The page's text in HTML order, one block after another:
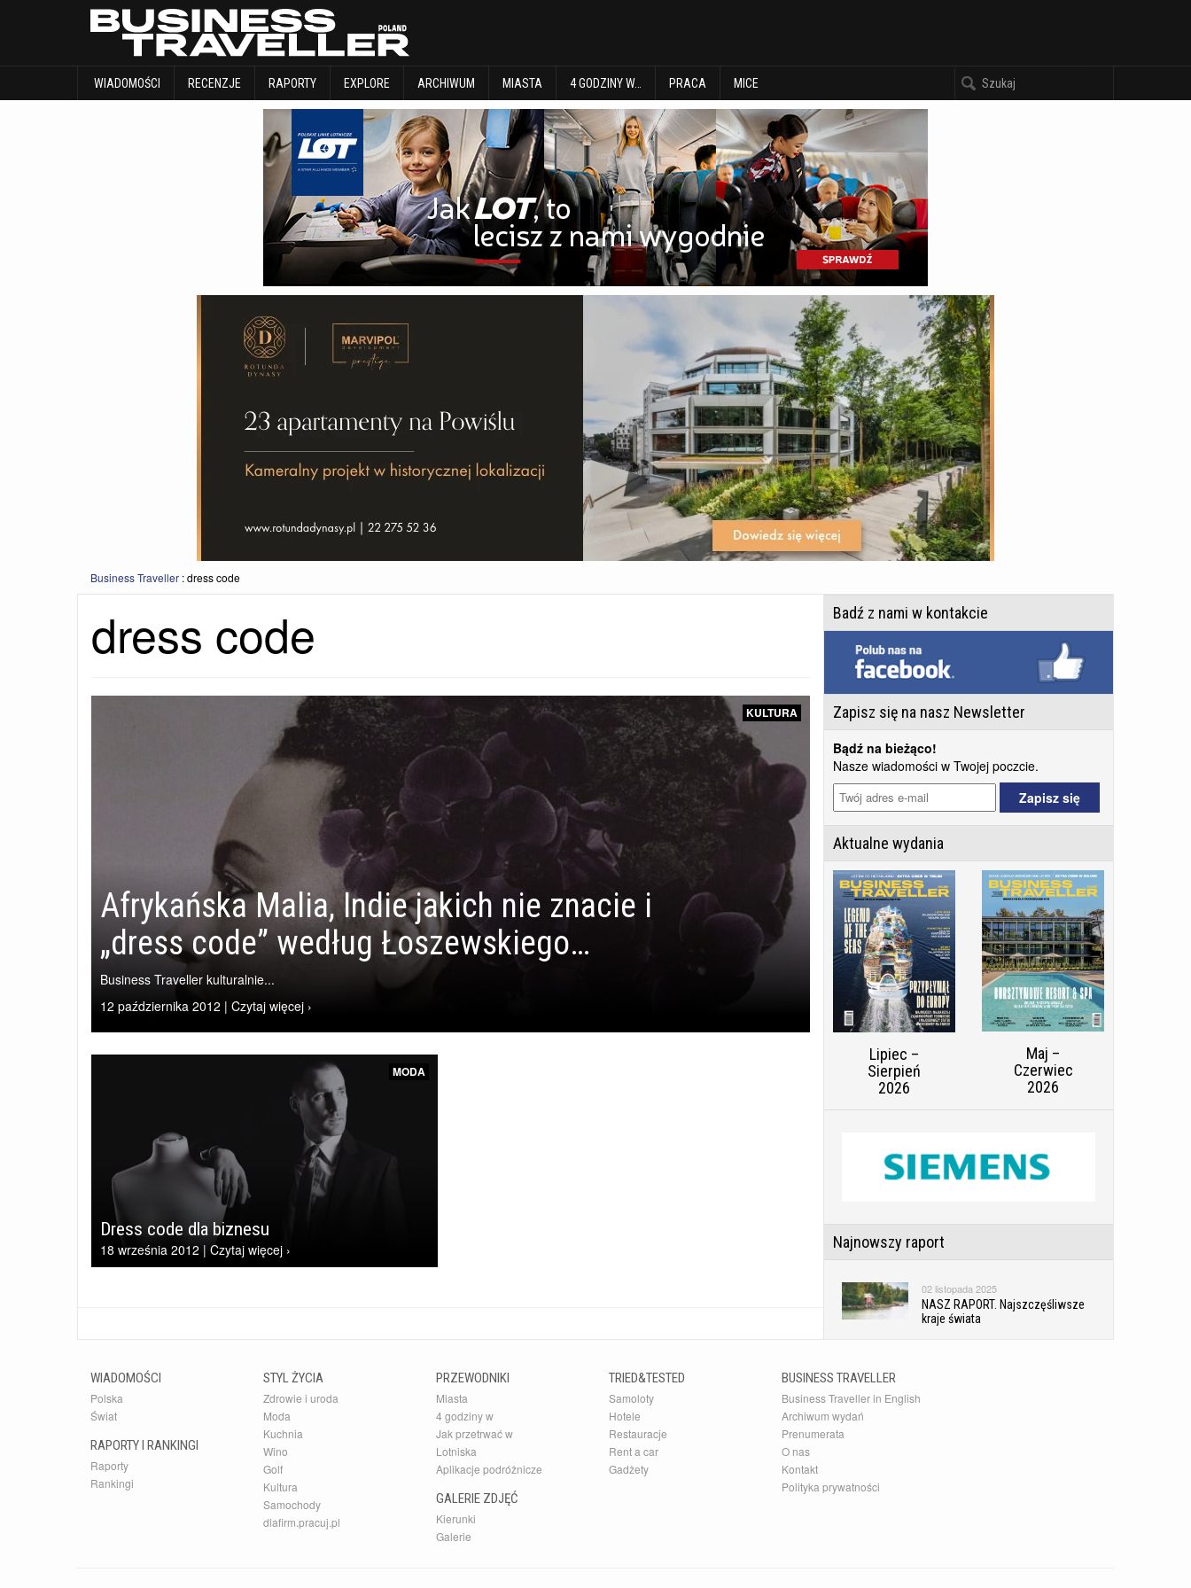
WIADOMOŚCI RECENZJE RAPORTY EXPLORE ARCHIWUM MIASTA 4 GODZINY W… PRACA MICE
WIADOMOŚCI RECENZJE
Business Traveller :dress code
dress code
KULTURA
Afrykańska Malia, Indie jakich nie znacie i
„dress code” według Łoszewskiego…
Business Traveller kulturalnie...
12 października 2012 | Czytaj więcej ›
MODA
Dress code dla biznesu
18 września 2012 | Czytaj więcej ›
Badź z nami w kontakcie
Zapisz się na nasz Newsletter
Bądź na bieżąco!
Nasze wiadomości w Twojej poczcie.
Aktualne wydania
Lipiec –
Sierpień
2026
Maj –
Czerwiec
2026
Najnowszy raport
02 listopada 2025
NASZ RAPORT. Najszczęśliwsze
kraje świata
Najnowszy Kierunek
WIADOMOŚCI
Polska
Świat
RAPORTY I RANKINGI
Raporty
Rankingi
STYL ŻYCIA
Zdrowie i uroda
Moda
Kuchnia
Wino
Golf
Kultura
Samochody
dlafirm.pracuj.pl
PRZEWODNIKI
Miasta
4 godziny w
Jak przetrwać w
Lotniska
Aplikacje podróżnicze
GALERIE ZDJĘĆ
Kierunki
Galerie
TRIED&TESTED
Samoloty
Hotele
Restauracje
Rent a car
Gadżety
BUSINESS TRAVELLER
Business Traveller in English
Archiwum wydań
Prenumerata
O nas
Kontakt
Polityka prywatności